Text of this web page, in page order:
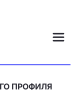
ПРОФИЛЯ